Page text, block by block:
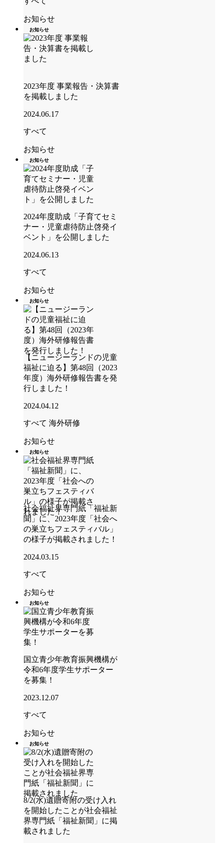
お知らせ
お知らせ
2023年度 事業報告・決算書
を掲載しました
2024.06.17
すべて
お知らせ
お知らせ
2024年度助成「子育てセミ
ナー・児童虐待防止啓発イ
ベント」を公開しました
2024.06.13
すべて
お知らせ
お知らせ
【ニュージーランドの児童
福祉に迫る】第48回（2023
年度）海外研修報告書を発
行しました！
2024.04.12
すべて 海外研修
お知らせ
お知らせ
社会福祉界専門紙「福祉新
聞」に、2023年度「社会へ
の巣立ちフェスティバル」
の様子が掲載されました！
2024.03.15
すべて
お知らせ
お知らせ
国立青少年教育振興機構が
令和6年度学生サポーター
を募集！
2023.12.07
すべて
お知らせ
お知らせ
8/2(水)遺贈寄附の受け入れ
を開始したことが社会福祉
界専門紙「福祉新聞」に掲
載されました